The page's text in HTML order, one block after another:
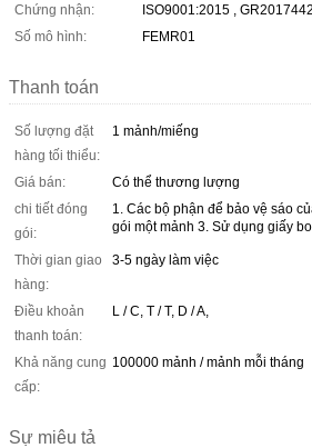
Chứng nhận:
ISO9001:2015 ,
Số mô hình:
FEMR01
Thanh toán
Số lượng đặt
hàng tối thiểu:
1 mảnh/miếng
Giá bán:
Có thể thương lượng
chi tiết đóng
gói:
1. Các bộ phận để bảo vệ sáo
gói một mảnh 3. Sử dụng giấy
Thời gian giao
hàng:
3-5 ngày làm việc
Điều khoản
thanh toán:
L / C, T / T, D / A,
Khả năng cung
cấp:
100000 mảnh / mảnh mỗi tháng
Sự miêu tả